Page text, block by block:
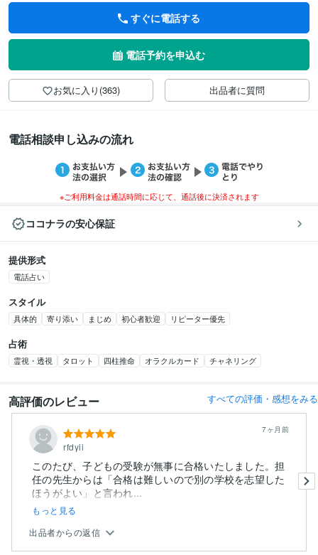
すぐに電話する
電話予約を申込む
お気に入り(363) 出品者に質問
電話相談申し込みの流れ
※ご利用料金は通話時間に応じて、通話後に決済されます
ココナラの安心保証
提供形式
電話占い
スタイル
具体的 寄り添い まじめ 初心者歓迎 リピーター優先
占術
霊視・透視 タロット 四柱推命 オラクルカード チャネリング
高評価のレビュー すべての評価・感想をみる
rfdyii
7ヶ月前
このたび、子どもの受験が無事に合格いたしました。担
任の先生からは「合格は難しいので別の学校を志望した
ほうがよい」と言われ...
もっと見る
出品者からの返信